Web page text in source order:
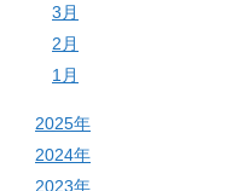
3月
2月
1月
2025年
2024年
2023年